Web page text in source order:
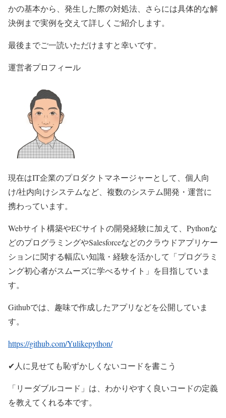
かの基本から、発生した際の対処法、さらには具体的な解
決例まで実例を交えて詳しくご紹介します。
最後までご一読いただけますと幸いです。
運営者プロフィール
現在はIT企業のプロダクトマネージャーとして、個人向
け/社内向けシステムなど、複数のシステム開発・運営に
携わっています。
Webサイト構築やECサイトの開発経験に加えて、Pythonな
どのプログラミングやSalesforceなどのクラウドアプリケー
ションに関する幅広い知識・経験を活かして「プログラミ
ング初心者がスムーズに学べるサイト」を目指していま
す。
Githubでは、趣味で作成したアプリなどを公開していま
す。
https://github.com/Yulikepython/
✔人に見せても恥ずかしくないコードを書こう
「リーダブルコード」は、わかりやすく良いコードの定義
を教えてくれる本です。